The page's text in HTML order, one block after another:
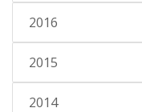
2016
2015
2014